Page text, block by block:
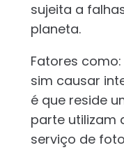
sujeita a
planeta.
Fatores
sim causar
é que reside
parte utilizam
serviço de